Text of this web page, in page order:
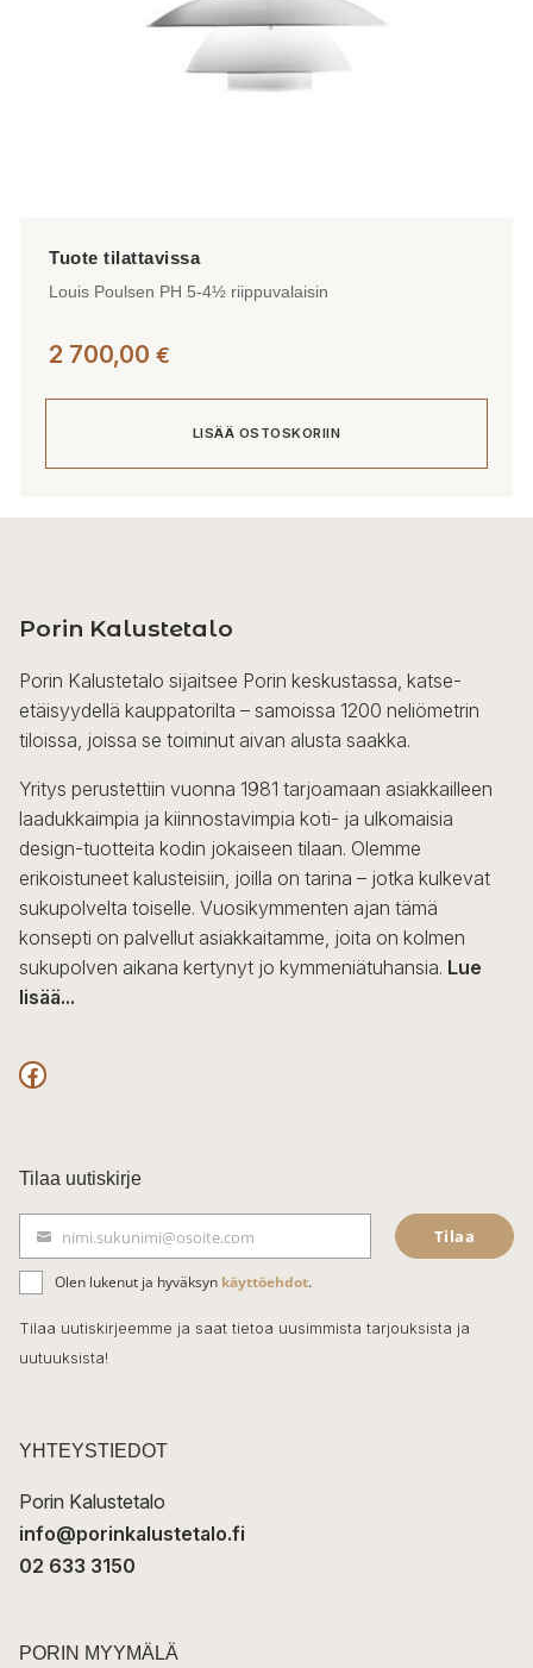
Louis Poulsen PH 5-4½ riippuvalaisin
2 700,00 €
LISÄÄ OSTOSKORIIN
Porin Kalustetalo
Porin Kalustetalo sijaitsee Porin keskustassa, katse-
etäisyydellä kauppatorilta – samoissa 1200 neliömetrin
tiloissa, joissa se toiminut aivan alusta saakka.
Yritys perustettiin vuonna 1981 tarjoamaan asiakkailleen
laadukkaimpia ja kiinnostavimpia koti- ja ulkomaisia
design-tuotteita kodin jokaiseen tilaan. Olemme
erikoistuneet kalusteisiin, joilla on tarina – jotka kulkevat
sukupolvelta toiselle. Vuosikymmenten ajan tämä
konsepti on palvellut asiakkaitamme, joita on kolmen
sukupolven aikana kertynyt jo kymmeniätuhansia. Lue
lisää...
F
c
e
b
o
o
k
Tilaa uutiskirje
ä
h
k
t
nimi.sukunimi@osoite.com Tilaa
Olen lukenut ja hyväksyn käyttöehdot.
Tilaa uutiskirjeemme ja saat tietoa uusimmista tarjouksista ja
uutuuksista!
YHTEYSTIEDOT
Porin Kalustetalo
info@porinkalustetalo.fi
02 633 3150
PORIN MYYMÄLÄ